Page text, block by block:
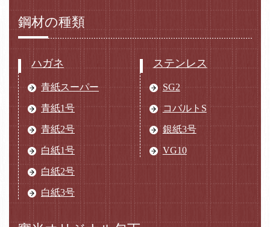
鋼材の種類
ハガネ
青紙スーパー
青紙1号
青紙2号
白紙1号
白紙2号
白紙3号
ステンレス
SG2
コバルトS
銀紙3号
VG10